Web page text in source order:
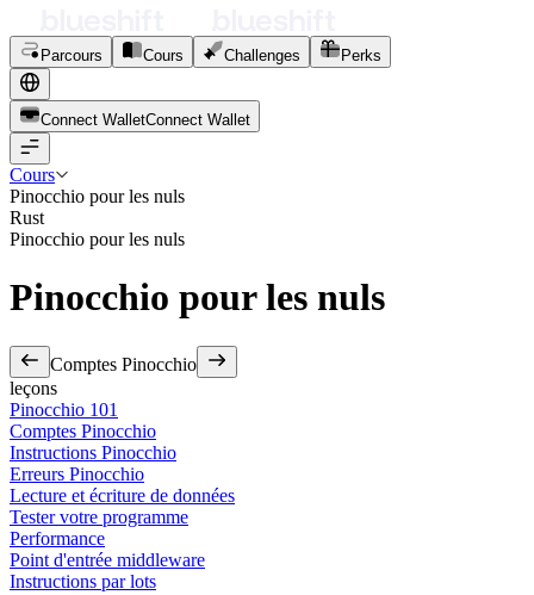
Parcours Cours Challenges Perks
Connect WalletConnect Wal et
Cours
Pinocchio pour les nuls
Rust
Pinocchio pour les nuls
Pinocchio pour les nuls
Comptes Pinocchio
leçons
Pinocchio 101
Comptes Pinocchio
Instructions Pinocchio
Erreurs Pinocchio
Lecture et écriture de données
Tester votre programme
Performance
Point d'entrée middleware
Instructions par lots